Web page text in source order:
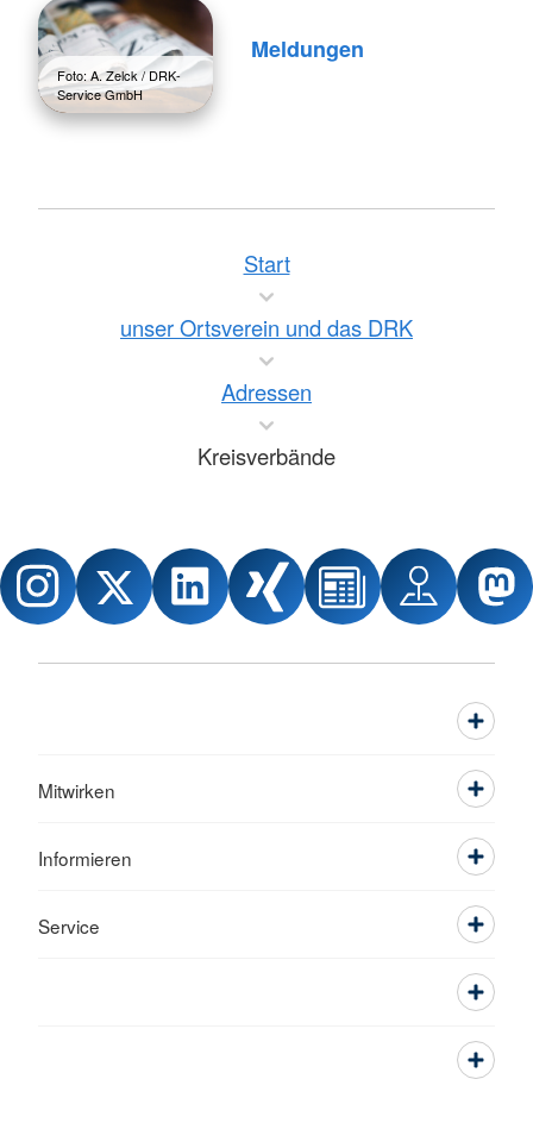
Foto: A. Zelck / DRK-
Service GmbH
Meldungen
Start
unser Ortsverein und das DRK
Adressen
Kreisverbände
Mitwirken
Informieren
Service